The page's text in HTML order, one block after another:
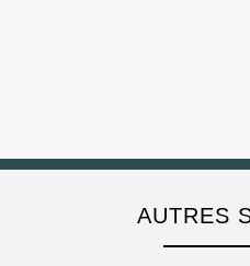
AUTRES